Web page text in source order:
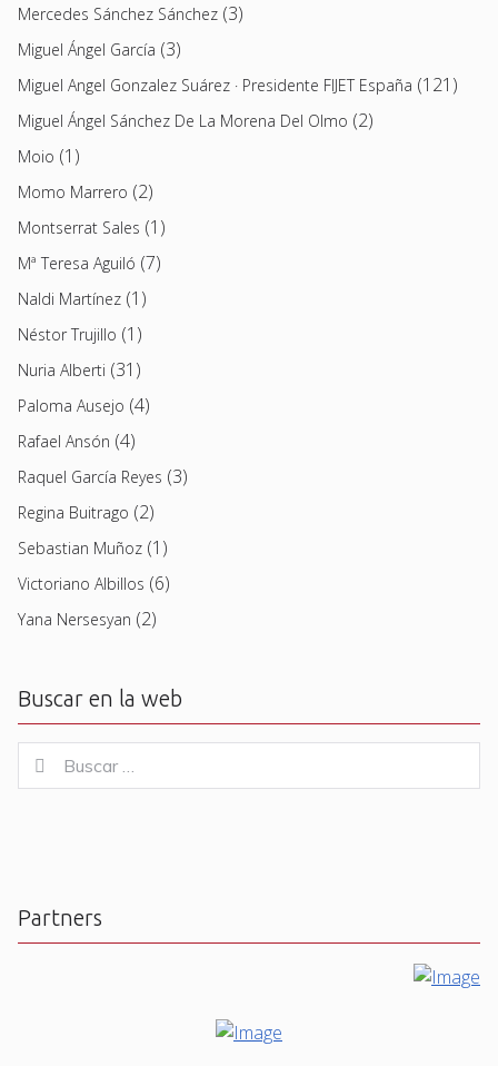
Mercedes Sánchez Sánchez (3)
Miguel Ángel García (3)
Miguel Angel Gonzalez Suárez · Presidente FIJET España (121)
Miguel Ángel Sánchez De La Morena Del Olmo (2)
Moio (1)
Momo Marrero (2)
Montserrat Sales (1)
Mª Teresa Aguiló (7)
Naldi Martínez (1)
Néstor Trujillo (1)
Nuria Alberti (31)
Paloma Ausejo (4)
Rafael Ansón (4)
Raquel García Reyes (3)
Regina Buitrago (2)
Sebastian Muñoz (1)
Victoriano Albillos (6)
Yana Nersesyan (2)
Buscar en la web
for:
Buscar
Partners